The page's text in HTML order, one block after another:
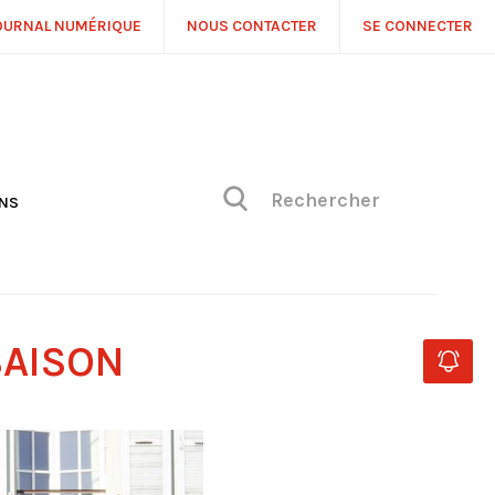
NUMÉRIQUE NOUS CONTACTER SE CONNECTER